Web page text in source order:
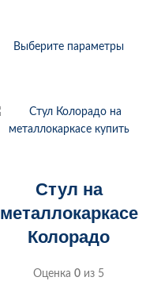
Выберите параметры
Стул на
металлокаркасе
Колорадо
Оценка 0 из 5